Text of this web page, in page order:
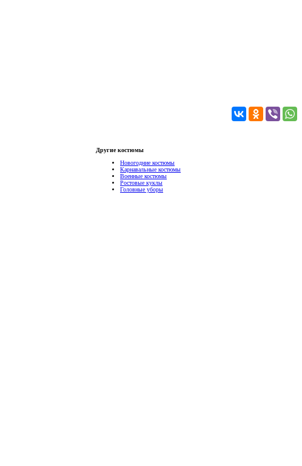
Другие костюмы
Новогодние костюмы
Карнавальные костюмы
Военные костюмы
Ростовые куклы
Головные уборы